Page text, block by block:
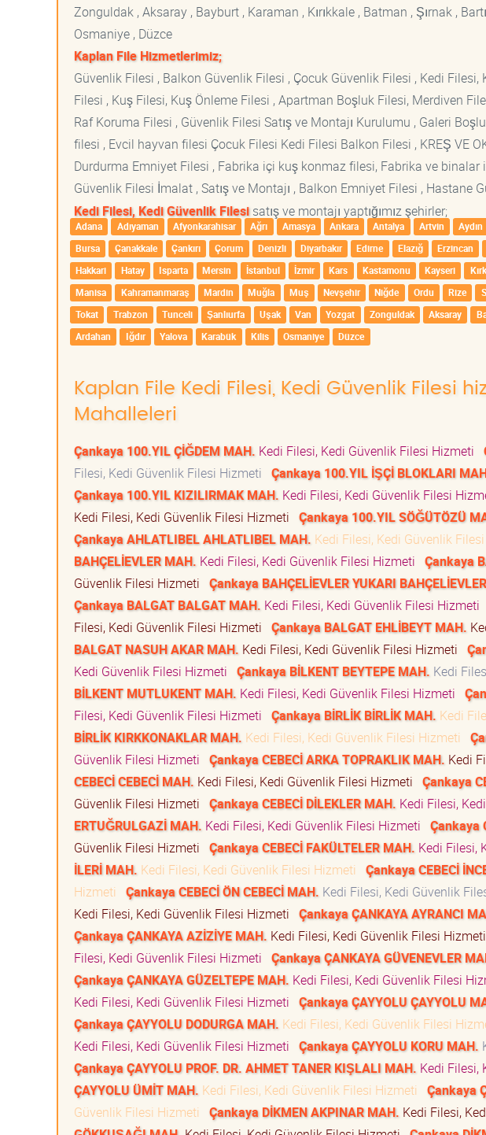
Zonguldak , Aksaray , Bayburt , Karaman , Kırıkkale , Batman , Şırnak ,
Osmaniye , Düzce
Kaplan File Hizmetlerimiz;
Güvenlik Filesi , Balkon Güvenlik Filesi , Çocuk Güvenlik Filesi , Kedi
Filesi , Kuş Filesi, Kuş Önleme Filesi , Apartman Boşluk Filesi, Merdiven
Raf Koruma Filesi , Güvenlik Filesi Satış ve Montajı Kurulumu , Galeri
filesi , Evcil hayvan filesi Çocuk Filesi Kedi Filesi Balkon Filesi , KREŞ VE
Durdurma Emniyet Filesi , Fabrika içi kuş konmaz filesi, Fabrika ve
Güvenlik Filesi İmalat , Satış ve Montajı , Balkon Emniyet Filesi , Hastane
Kedi Filesi, Kedi Güvenlik Filesisatış ve montajı yaptığımız şehirler;
Adana Adıyaman Afyonkarahisar Ağrı Amasya Ankara Antalya Artvin Aydın
Bursa
Çanakkale Çankırı Çorum Denizli Diyarbakır Edirne Elazığ Erzincan
Hakkari
Hatay Isparta Mersin İstanbul İzmir Kars Kastamonu Kayseri
Manisa
Kahramanmaraş Mardin Muğla Muş Nevşehir Niğde Ordu Rize
Tokat
Trabzon Tunceli Şanlıurfa Uşak Van Yozgat Zonguldak Aksaray
Ardahan
Iğdır Yalova Karabük Kilis Osmaniye Düzce
Kaplan File Kedi Filesi, Kedi Güvenlik Filesi
Mahalleleri
Çankaya 100.YIL ÇİĞDEM MAH. Kedi Filesi, Kedi Güvenlik Filesi Hizmeti
Filesi, Kedi Güvenlik Filesi Hizmeti Çankaya 100.YIL İŞÇİ BLOKLARI
Çankaya 100.YIL KIZILIRMAK MAH. Kedi Filesi, Kedi Güvenlik Filesi
Kedi Filesi, Kedi Güvenlik Filesi Hizmeti Çankaya 100.YIL SÖĞÜTÖZÜ
Çankaya AHLATLIBEL AHLATLIBEL MAH. Kedi Filesi, Kedi Güvenlik
BAHÇELİEVLER MAH. Kedi Filesi, Kedi Güvenlik Filesi Hizmeti Çankaya
Güvenlik Filesi Hizmeti Çankaya BAHÇELİEVLER YUKARI
Çankaya BALGAT BALGAT MAH. Kedi Filesi, Kedi Güvenlik Filesi Hizmeti
Filesi, Kedi Güvenlik Filesi Hizmeti Çankaya BALGAT EHLİBEYT MAH.
BALGAT NASUH AKAR MAH. Kedi Filesi, Kedi Güvenlik Filesi Hizmeti
Kedi Güvenlik Filesi Hizmeti Çankaya BİLKENT BEYTEPE MAH. Kedi
BİLKENT MUTLUKENT MAH. Kedi Filesi, Kedi Güvenlik Filesi Hizmeti
Filesi, Kedi Güvenlik Filesi Hizmeti Çankaya BİRLİK BİRLİK MAH. Kedi
BİRLİK KIRKKONAKLAR MAH. Kedi Filesi, Kedi Güvenlik Filesi Hizmeti
Güvenlik Filesi Hizmeti Çankaya CEBECİ ARKA TOPRAKLIK MAH. Kedi
CEBECİ CEBECİ MAH. Kedi Filesi, Kedi Güvenlik Filesi Hizmeti Çankaya
Güvenlik Filesi Hizmeti Çankaya CEBECİ DİLEKLER MAH. Kedi Filesi,
ERTUĞRULGAZİ MAH. Kedi Filesi, Kedi Güvenlik Filesi Hizmeti Çankaya
Güvenlik Filesi Hizmeti Çankaya CEBECİ FAKÜLTELER MAH. Kedi Filesi,
İLERİ MAH. Kedi Filesi, Kedi Güvenlik Filesi Hizmeti Çankaya CEBECİ
Hizmeti Çankaya CEBECİ ÖN CEBECİ MAH. Kedi Filesi, Kedi Güvenlik
Kedi Filesi, Kedi Güvenlik Filesi Hizmeti Çankaya ÇANKAYA AYRANCI
Çankaya ÇANKAYA AZİZİYE MAH. Kedi Filesi, Kedi Güvenlik Filesi Hizmeti
Filesi, Kedi Güvenlik Filesi Hizmeti Çankaya ÇANKAYA GÜVENEVLER
Çankaya ÇANKAYA GÜZELTEPE MAH. Kedi Filesi, Kedi Güvenlik Filesi
Kedi Filesi, Kedi Güvenlik Filesi Hizmeti Çankaya ÇAYYOLU ÇAYYOLU
Çankaya ÇAYYOLU DODURGA MAH. Kedi Filesi, Kedi Güvenlik Filesi
Kedi Filesi, Kedi Güvenlik Filesi Hizmeti Çankaya ÇAYYOLU KORU MAH.
Çankaya ÇAYYOLU PROF. DR. AHMET TANER KIŞLALI MAH. Kedi Filesi,
ÇAYYOLU ÜMİT MAH. Kedi Filesi, Kedi Güvenlik Filesi Hizmeti Çankaya
Güvenlik Filesi Hizmeti Çankaya DİKMEN AKPINAR MAH. Kedi Filesi,